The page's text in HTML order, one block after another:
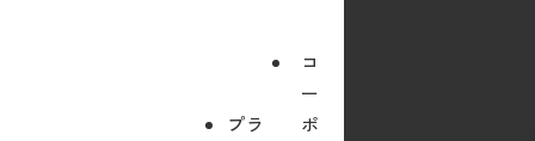
プラ
コ
ー
ポ